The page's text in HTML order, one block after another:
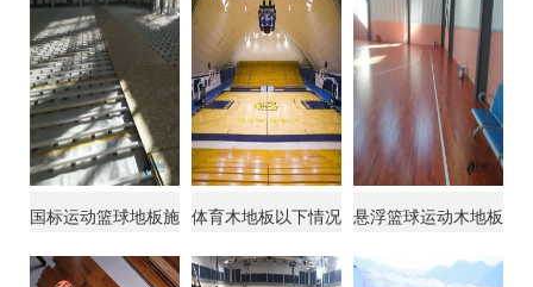
国标运动篮球地板施 体育木地板以下情况 悬浮篮球运动木地板